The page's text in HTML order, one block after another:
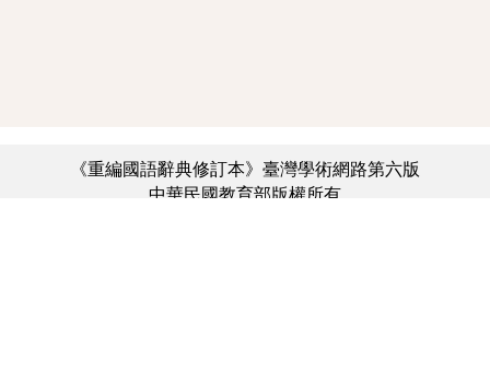
《重編國語辭典修訂本》臺灣學術網路第六版
中華民國教育部版權所有